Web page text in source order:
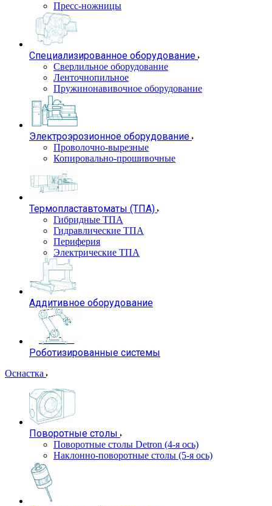
Пресс-ножницы
Специализированное оборудование
Сверлильное оборудование
Ленточнопильное
Пружинонавивочное оборудование
Электроэрозионное оборудование
Проволочно-вырезные
Копировально-прошивочные
Термопластавтоматы (ТПА)
Гибридные ТПА
Гидравлические ТПА
Периферия
Электрические ТПА
Аддитивное оборудование
Роботизированные системы
Оснастка
Поворотные столы
Поворотные столы Detron (4-я ось)
Наклонно-поворотные столы (5-я ось)